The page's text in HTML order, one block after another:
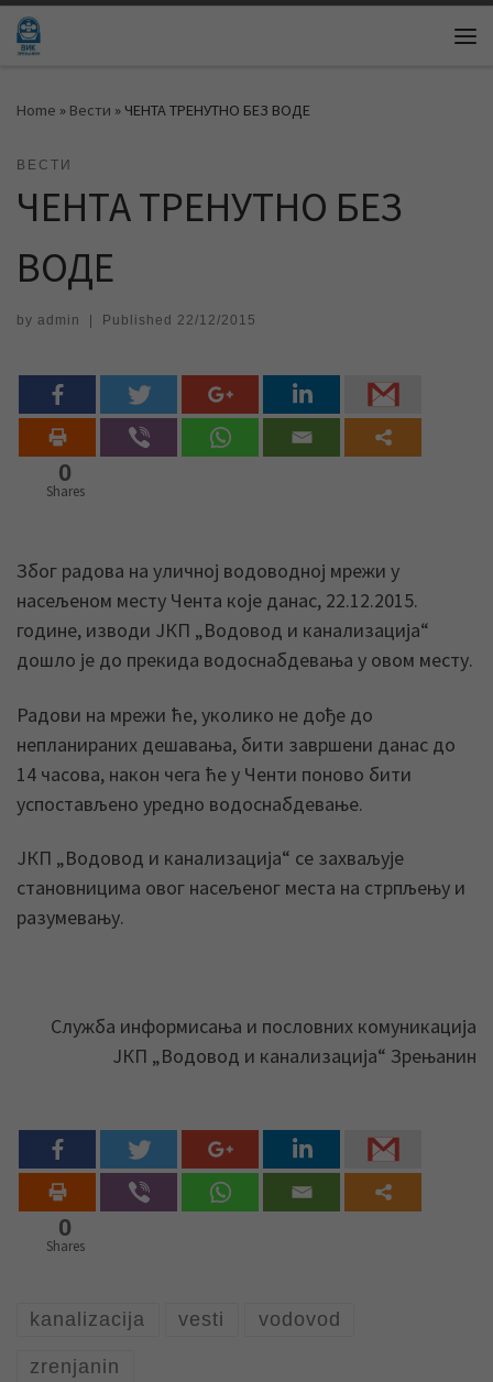
Skip to content
Home » Вести » ЧЕНТА ТРЕНУТНО БЕЗ ВОДЕ
ВЕСТИ
ЧЕНТА ТРЕНУТНО БЕЗ
ВОДЕ
by admin | Published 22/12/2015
0
Shares
Због радова на уличној водоводној мрежи у
насељеном месту Чента које данас, 22.12.2015.
године, изводи ЈКП „Водовод и канализација“
дошло је до прекида водоснабдевања у овом месту.
Радови на мрежи ће, уколико не дође до
непланираних дешавања, бити завршени данас до
14 часова, након чега ће у Ченти поново бити
успостављено уредно водоснабдевање.
ЈКП „Водовод и канализација“ се захваљује
становницима овог насељеног места на стрпљењу и
разумевању.
Служба информисања и пословних комуникација
ЈКП „Водовод и канализација“ Зрењанин
0
Shares
kanalizacija vesti vodovod
zrenjanin